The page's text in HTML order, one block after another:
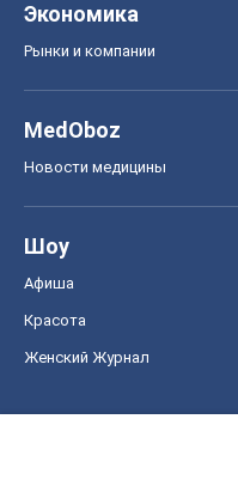
Экономика
Рынки и компании
MedOboz
Новости медицины
Шоу
Афиша
Красота
Женский Журнал